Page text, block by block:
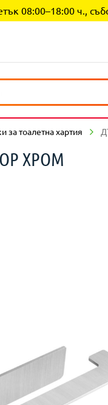
08:00–18:00 ч.,
за тоалетна хартия
ХРОМ